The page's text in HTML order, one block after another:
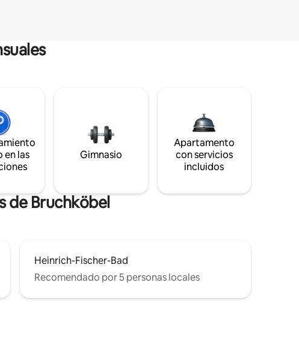
las
Gimnasio
Apartamento
con servicios
incluidos
de Bruchköbel
Heinrich-Fischer-Bad
Recomendado por 5 personas locales